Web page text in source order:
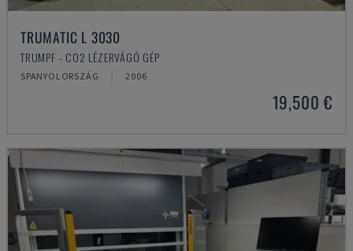
TRUMATIC L 3030
TRUMPF - CO2 LÉZERVÁGÓ GÉP
SPANYOLORSZÁG 2006
19,500 €